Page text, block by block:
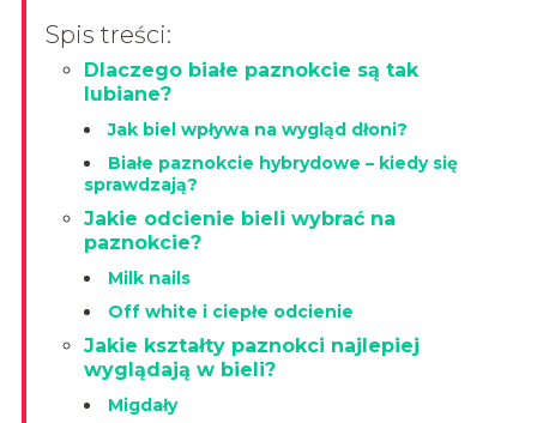
Spis treści:
Dlaczego białe paznokcie są tak
lubiane?
Jak biel wpływa na wygląd dłoni?
Białe paznokcie hybrydowe – kiedy się
sprawdzają?
Jakie odcienie bieli wybrać na
paznokcie?
Milk nails
Off white i ciepłe odcienie
Jakie kształty paznokci najlepiej
wyglądają w bieli?
Migdały